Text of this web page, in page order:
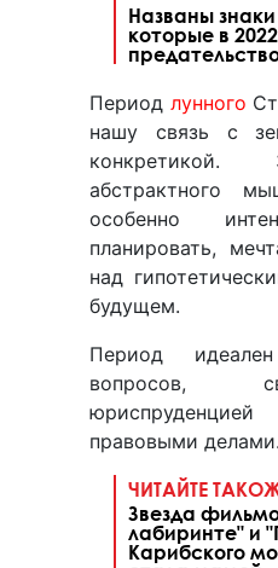
Названы
которые в
Период лунного
нашу связь с
конкретикой.
абстрактного
особенно
планировать,
над
будущем.
Период
вопросов,
правовыми делами.
ЧИТАЙТЕ
Звезда
лабиринте" и
Карибского